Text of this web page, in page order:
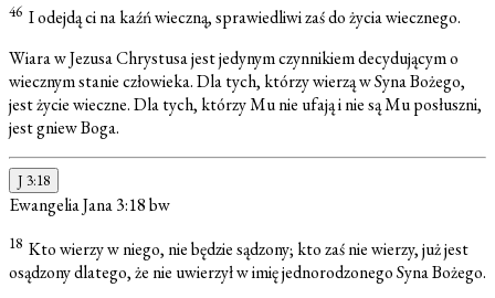
46 I odejdą ci na kaźń wieczną, sprawiedliwi zaś do życia wiecznego.
Wiara w Jezusa Chrystusa jest jedynym czynnikiem decydującym o
wiecznym stanie człowieka. Dla tych, którzy wierzą w Syna Bożego,
jest życie wieczne. Dla tych, którzy Mu nie ufają i nie są Mu posłuszni,
jest gniew Boga.
J 3:18
Ewangelia Jana 3:18bw
18 Kto wierzy w niego, nie będzie sądzony; kto zaś nie wierzy, już jest
osądzony dlatego, że nie uwierzył w imię jednorodzonego Syna Bożego.